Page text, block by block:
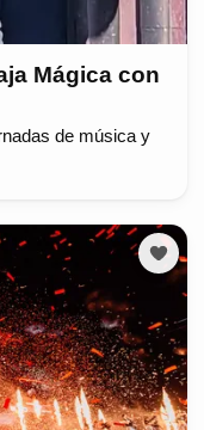
Mágica con
de música y